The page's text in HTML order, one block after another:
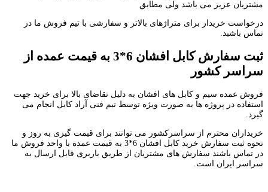
مشتریان عزیز می باشد ولی مطابق
درخواست خریدار برای متراژهای بالاتر و سفارشی با تیم فروش ما در
تماس باشید.
ثبت سفارش کابل افشان 6*3 به قیمت عمده از
سراسر کشور
فروش عمده سیم و کابل های افشان به دلیل تقاضای بالا برای خرید جهت
استفاده در پروژه ها به صورت ویژه توسط تیم فنی آراد کابل انجام می
گیرد.
خریداران محترم از سراسرکشور می توانند برای قیمت گیری به روز و
نحوه ثبت سفارش خرید کابل افشان 6*3 به قیمت عمده با واحد فروش ما
در تماس باشند سفارش های مشتریان از طریق باربری قابل ارسال به
سراسر ایران است.